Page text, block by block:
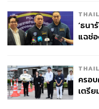
จ่ายห
‘ธนา
แฉช่
ครอ
เตรี